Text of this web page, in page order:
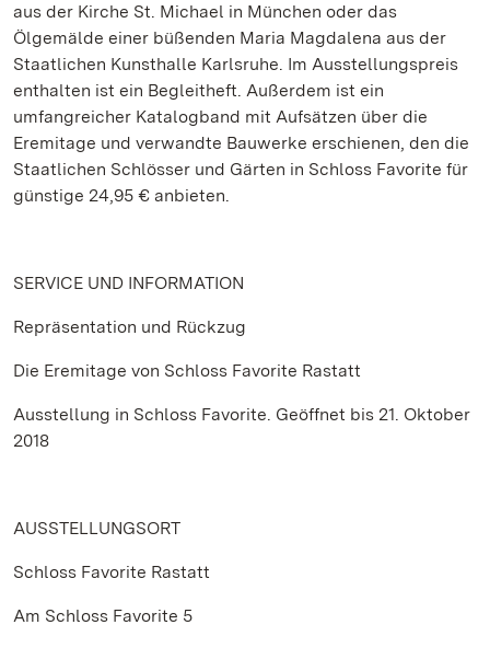
aus der Kirche St. Michael in München oder das
Ölgemälde einer büßenden Maria Magdalena aus der
Staatlichen Kunsthalle Karlsruhe. Im Ausstellungspreis
enthalten ist ein Begleitheft. Außerdem ist ein
umfangreicher Katalogband mit Aufsätzen über die
Eremitage und verwandte Bauwerke erschienen, den die
Staatlichen Schlösser und Gärten in Schloss Favorite für
günstige 24,95 € anbieten.
SERVICE UND INFORMATION
Repräsentation und Rückzug
Die Eremitage von Schloss Favorite Rastatt
Ausstellung in Schloss Favorite. Geöffnet bis 21. Oktober
2018
AUSSTELLUNGSORT
Schloss Favorite Rastatt
Am Schloss Favorite 5